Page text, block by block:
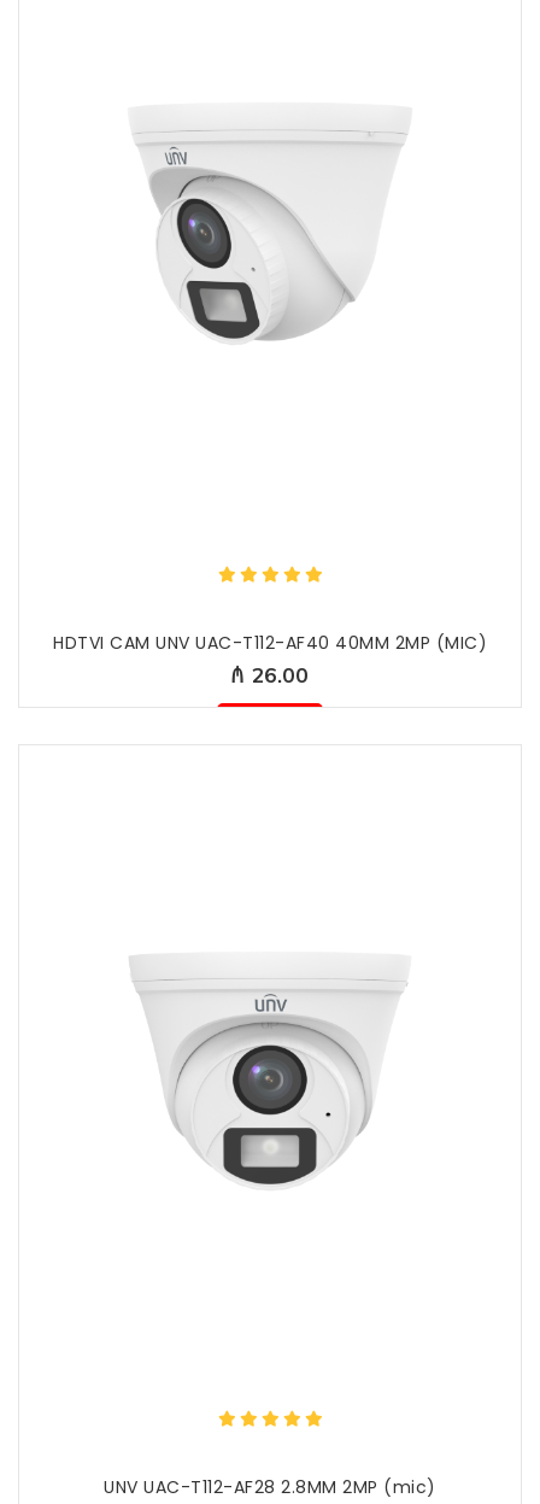
HDTVI CAM UNV UAC-T112-AF40 40MM 2MP (MIC)
₼ 26.00
Mövcud deyil
UNV UAC-T112-AF28 2.8MM 2MP (mic)